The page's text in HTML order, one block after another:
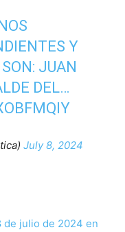
Y
JUAN
DEL…
July 8, 2024
de julio de 2024 en